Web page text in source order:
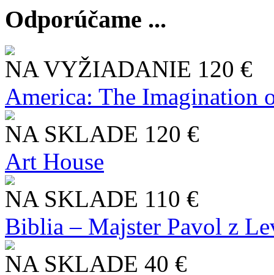
Odporúčame ...
NA VYŽIADANIE 120 €
America: The Imagination
NA SKLADE 120 €
Art House
NA SKLADE 110 €
Biblia – Majster Pavol z
NA SKLADE 40 €